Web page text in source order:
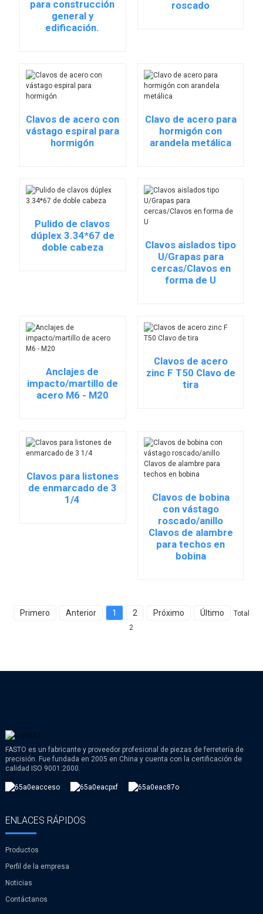
para construcción
general y
edificación.
roscado
Clavos de acero con
vástago espiral para
hormigón
Clavo de acero para
hormigón con
arandela metálica
Pulido de clavos
dúplex 3.34*67 de
doble cabeza
Clavos aislados tipo
U/Grapas para
cercas/Clavos en
forma de U
Anclajes de
impacto/martillo de
acero M6 - M20
Clavos de acero
zinc F T50 Clavo de
tira
Clavos para listones
de enmarcado de 3
1/4
Clavos de bobina
con vástago
roscado/anillo
Clavos de alambre
para techos en
bobina
Primero Anterior 1 2 Próximo Último
Total
2
FASTO es un fabricante y proveedor profesional de piezas de ferretería de
precisión. Fue fundada en 2005 en China y cuenta con la certificación de
calidad ISO 9001:2000.
ENLACES RÁPIDOS
Productos
Perfil de la empresa
Noticias
Contáctanos